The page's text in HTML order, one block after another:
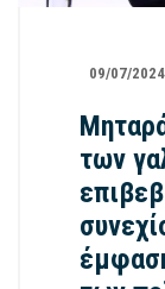
09/07/2024
των